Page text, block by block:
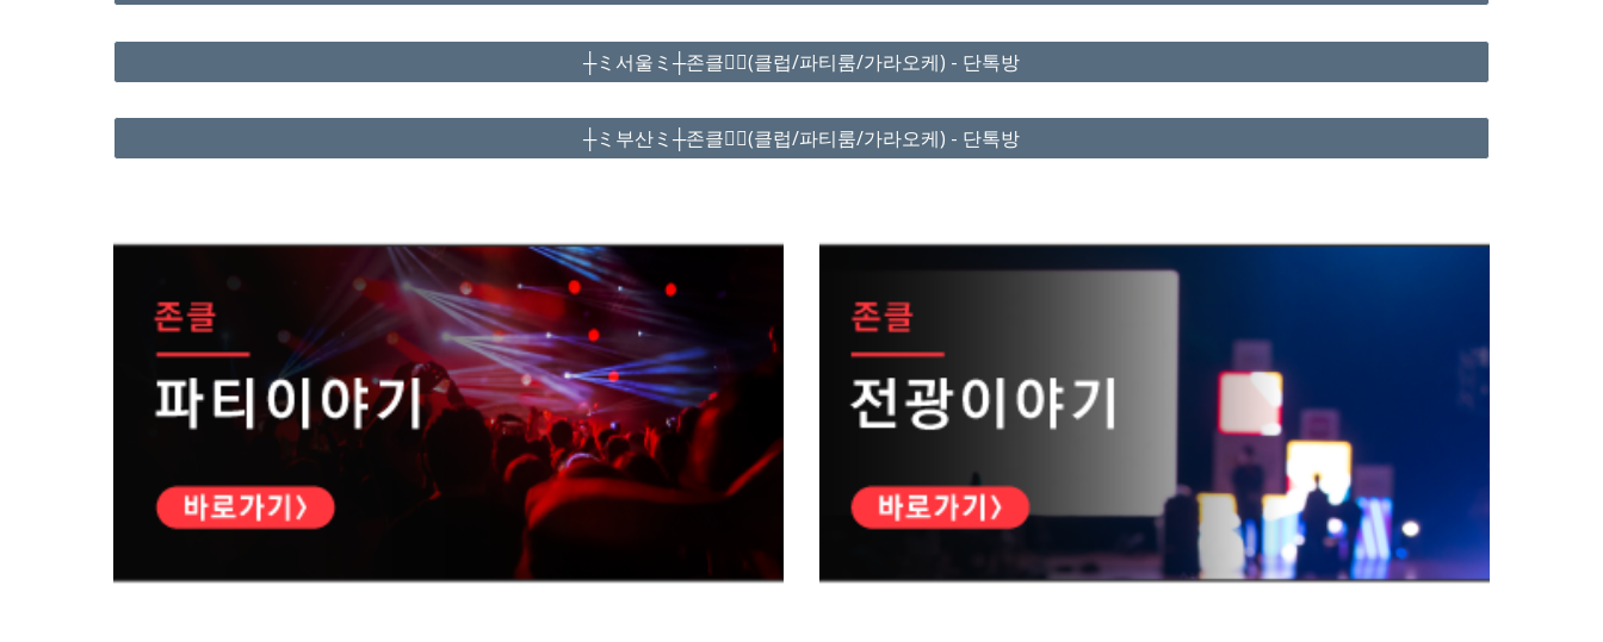
┼ミ서울ミ┼존클❤️‍🔥(클럽/파티룸/가라오케) - 단톡방
┼ミ부산ミ┼존클❤️‍🔥(클럽/파티룸/가라오케) - 단톡방